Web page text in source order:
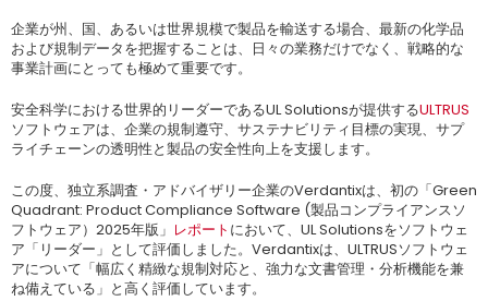
企業が州、国、あるいは世界規模で製品を輸送する場合、最新の化学品
および規制データを把握することは、日々の業務だけでなく、戦略的な
事業計画にとっても極めて重要です。
安全科学における世界的リーダーであるUL Solutionsが提供するULTRUS
ソフトウェアは、企業の規制遵守、サステナビリティ目標の実現、サプ
ライチェーンの透明性と製品の安全性向上を支援します。
この度、独立系調査・アドバイザリー企業のVerdantixは、初の「Green
Quadrant: Product Compliance Software (製品コンプライアンスソ
フトウェア）2025年版」 レポート において、UL Solutionsをソフトウェ
ア「リーダー」として評価しました。Verdantixは、ULTRUSソフトウェ
アについて「幅広く精緻な規制対応と、強力な文書管理・分析機能を兼
ね備えている」と高く評価しています。